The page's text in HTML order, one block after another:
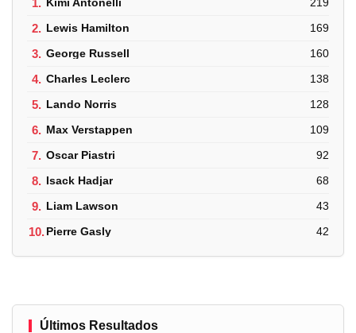
Kimi Antonelli 219
2. Lewis Hamilton 169
3. George Russell 160
4. Charles Leclerc 138
5. Lando Norris 128
6. Max Verstappen 109
7. Oscar Piastri 92
8. Isack Hadjar 68
9. Liam Lawson 43
10.Pierre Gasly 42
Últimos Resultados